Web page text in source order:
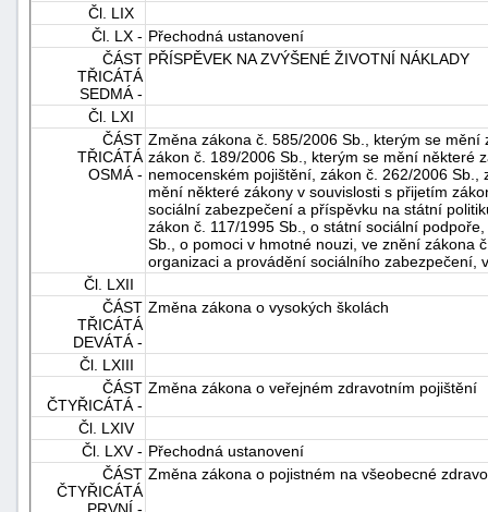
Čl. LIX
Čl. LX - Přechodná ustanovení
ČÁST
TŘICÁTÁ
SEDMÁ -
PŘÍSPĚVEK NA ZVÝŠENÉ ŽIVOTNÍ NÁKLADY
Čl. LXI
ČÁST
TŘICÁTÁ
OSMÁ -
Změna zákona č. 585/2006 Sb., kterým se
zákon č. 189/2006 Sb., kterým se mění některé
nemocenském pojištění, zákon č. 262/2006
mění některé zákony v souvislosti s přijetím
sociální zabezpečení a příspěvku na státní
zákon č. 117/1995 Sb., o státní sociální
Sb., o pomoci v hmotné nouzi, ve znění zákona
organizaci a provádění sociálního zabezpečení,
Čl. LXII
ČÁST
TŘICÁTÁ
DEVÁTÁ -
Změna zákona o vysokých školách
Čl. LXIII
ČÁST
ČTYŘICÁTÁ -
Změna zákona o veřejném zdravotním pojištění
Čl. LXIV
Čl. LXV - Přechodná ustanovení
ČÁST
ČTYŘICÁTÁ
PRVNÍ -
Změna zákona o pojistném na všeobecné